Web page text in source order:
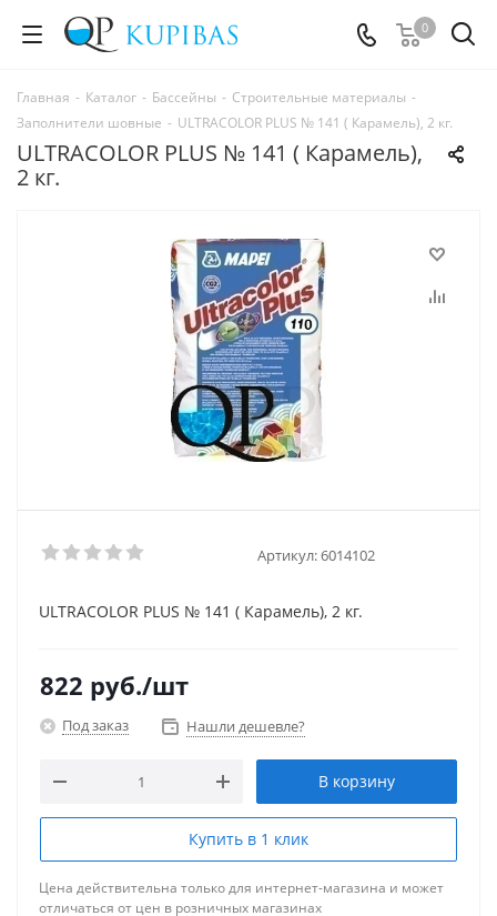
0
Главная - Каталог - Бассейны - Строительные материалы -
Заполнители шовные - ULTRACOLOR PLUS № 141 ( Карамель), 2 кг.
ULTRACOLOR PLUS № 141 ( Карамель),
2 кг.
Артикул:6014102
ULTRACOLOR PLUS № 141 ( Карамель), 2 кг.
822 руб./шт
Под заказ Нашли дешевле?
В корзину
Купить в 1 клик
Цена действительна только для интернет-магазина и может
отличаться от цен в розничных магазинах